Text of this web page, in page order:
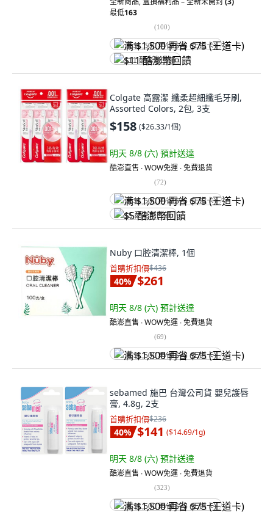
最低163
(100)
满 $1,500 再省 $75 (王道卡)
$11 酷澎幣回饋
Colgate 高露潔 纖柔超細纖毛牙刷,
Assorted Colors, 2包, 3支
$158 ($26.33/1個)
明天 8/8 (六) 預計送達
酷澎直售 ∙ WOW免運 ∙ 免費退貨
(72)
满 $1,500 再省 $75 (王道卡)
$5 酷澎幣回饋
Nuby 口腔清潔棒, 1個
首購折扣價$436
40% $261
明天 8/8 (六) 預計送達
酷澎直售 ∙ WOW免運 ∙ 免費退貨
(69)
满 $1,500 再省 $75 (王道卡)
sebamed 施巴 台灣公司貨 嬰兒護唇
膏, 4.8g, 2支
首購折扣價$236
40% $141 ($14.69/1g)
明天 8/8 (六) 預計送達
酷澎直售 ∙ WOW免運 ∙ 免費退貨
(323)
满 $1,500 再省 $75 (王道卡)